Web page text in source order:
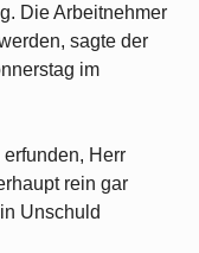
Die Arbeitnehmer
sagte der
im
Herr
rein gar
Unschuld